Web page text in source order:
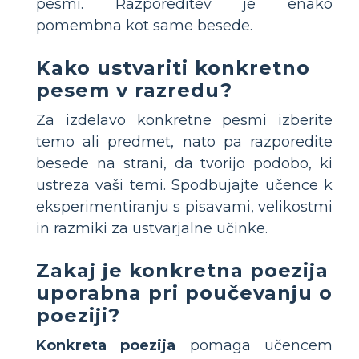
pesmi. Razporeditev je enako
pomembna kot same besede.
Kako ustvariti konkretno
pesem v razredu?
Za izdelavo konkretne pesmi izberite
temo ali predmet, nato pa razporedite
besede na strani, da tvorijo podobo, ki
ustreza vaši temi. Spodbujajte učence k
eksperimentiranju s pisavami, velikostmi
in razmiki za ustvarjalne učinke.
Zakaj je konkretna poezija
uporabna pri poučevanju o
poeziji?
Konkreta poezija pomaga učencem